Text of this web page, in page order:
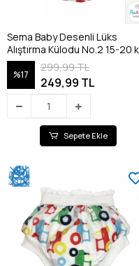
Sema Baby Desenli Lüks
Alıştırma Külodu No.2 15-20
- Cars
%17
299,99 TL
249,99 TL
Sepete Ekle